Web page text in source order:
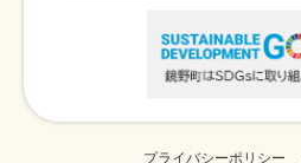
プライバシーポリシー